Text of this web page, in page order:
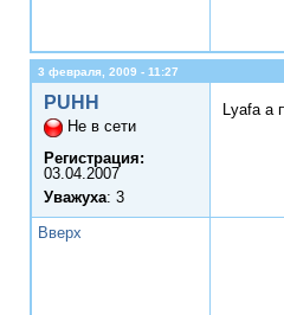
3 февраля, 2009 - 11:27
PUHH
Не в сети
Регистрация:
03.04.2007
Уважуха: 3
Lyafa а
Вверх